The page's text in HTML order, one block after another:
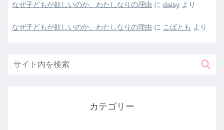
なぜ子どもが欲しいのか、わたしなりの理由 に daisy より
なぜ子どもが欲しいのか、わたしなりの理由 に こばとも より
カテゴリー